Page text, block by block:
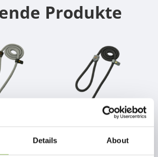
Details About
Produkte